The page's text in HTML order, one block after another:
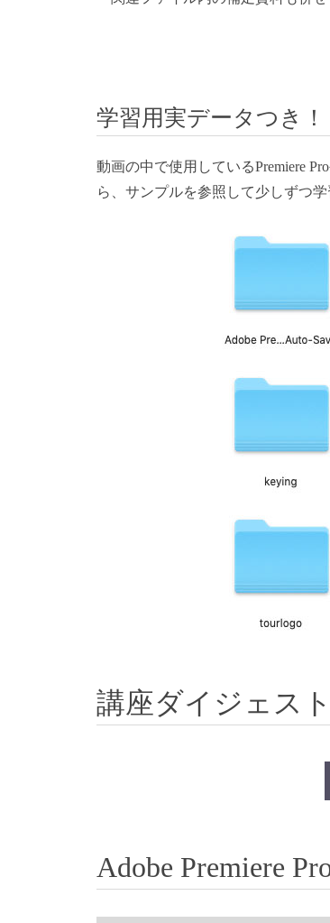
学習用実データつき！
動画の中で使用しているPremiere
ら、サンプルを参照して少しずつ学
講座ダイジェス
Adobe Premiere